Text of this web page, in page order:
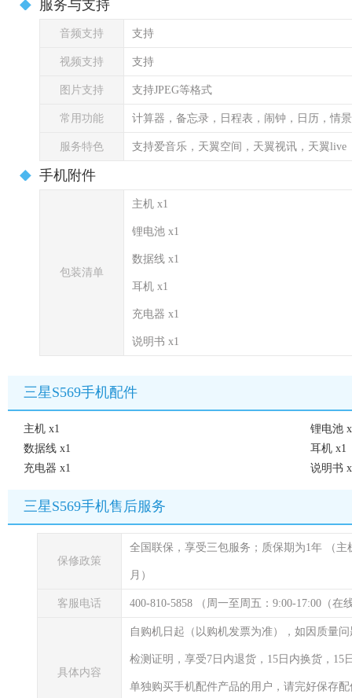
服务与支持
音频支持 支持
视频支持 支持
图片支持 支持JPEG等格式
常用功能 计算器，备忘录，日程表，闹钟，日历，情
服务特色 支持爱音乐，天翼空间，天翼视讯，天翼live
手机附件
包装清单
主机 x1
锂电池 x1
数据线 x1
耳机 x1
充电器 x1
说明书 x1
三星S569手机配件
主机 x1
锂电池
数据线 x1
耳机 x1
充电器 x1
说明书
三星S569手机售后服务
保修政策
全国联保，享受三包服务；质保期为1年 （
月）
客服电话 400-810-5858 （周一至周五：9:00-17:00（在
具体内容
自购机日起（以购机发票为准），如因质量
检测证明，享受7日内退货，15日内换货，
单独购买手机配件产品的用户，请完好保存